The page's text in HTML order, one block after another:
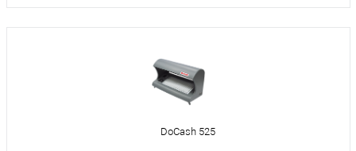
DoCash 525